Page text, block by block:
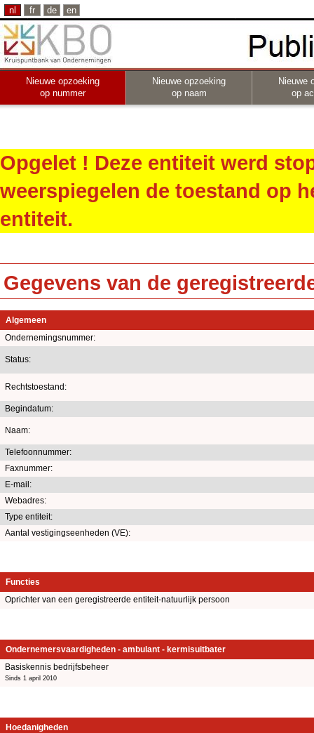
nl fr de en
Nieuwe opzoeking
op nummer
Nieuwe opzoeking
op naam
Nieuwe
op
Opgelet ! Deze entiteit werd
weerspiegelen de toestand op
entiteit.
Gegevens van de
Algemeen
Ondernemingsnummer:
Status:
Rechtstoestand:
Begindatum:
Naam:
Telefoonnummer:
Faxnummer:
E-mail:
Webadres:
Type entiteit:
Aantal vestigingseenheden (VE):
Functies
Oprichter van een geregistreerde entiteit-natuurlijk persoon
Ondernemersvaardigheden - ambulant - kermisuitbater
Basiskennis bedrijfsbeheer
Sinds 1 april 2010
Hoedanigheden